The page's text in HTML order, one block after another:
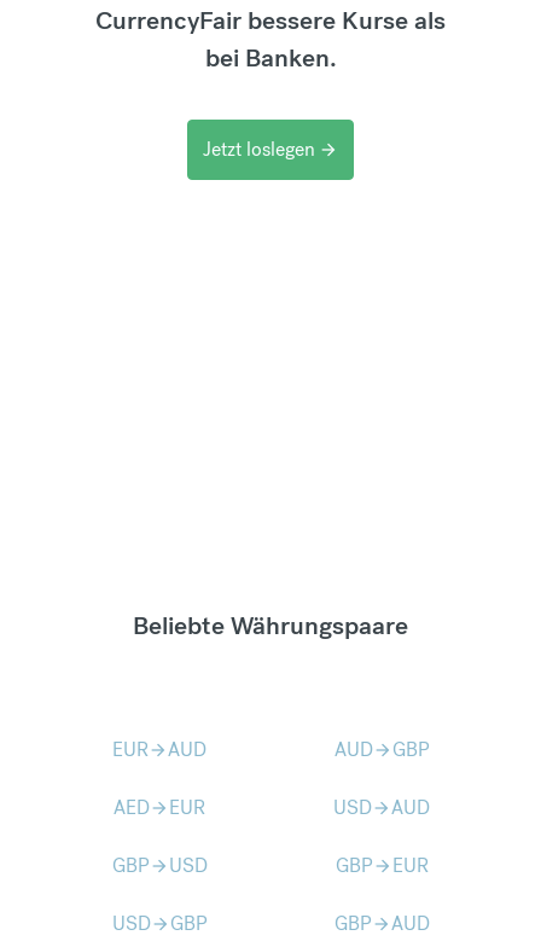
CurrencyFair bessere Kurse als
bei Banken.
Jetzt loslegen arrow_forward
Beliebte Währungspaare
EURarrow_forwardAUD AUDarrow_forward GBP
AEDarrow_forward EUR USDarrow_forwardAUD
GBParrow_forward USD GBParrow_forward EUR
USDarrow_forward GBP GBParrow_forwardAUD